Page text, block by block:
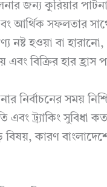
জন্য কুরিয়ার
আর্থিক সফলতার
নষ্ট হওয়া বা
বিক্রির হার হ্রাস
নির্বাচনের সময়
এবং ট্র্যাকিং
কারণ